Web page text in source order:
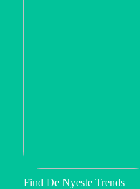
Find De Nyeste Trends